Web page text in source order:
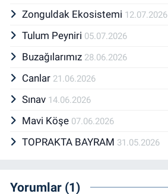
Zonguldak Ekosistemi 12.07.2026
Tulum Peyniri 05.07.2026
Buzağılarımız 28.06.2026
Canlar 21.06.2026
Sınav 14.06.2026
Mavi Köşe 07.06.2026
TOPRAKTA BAYRAM 31.05.2026
Yorumlar (1)